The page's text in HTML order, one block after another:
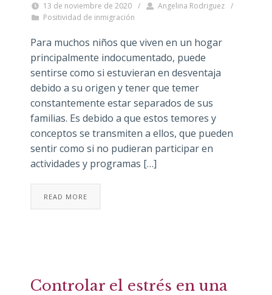
13 de noviembre de 2020 / Angelina Rodriguez /
Positividad de inmigración
Para muchos niños que viven en un hogar
principalmente indocumentado, puede
sentirse como si estuvieran en desventaja
debido a su origen y tener que temer
constantemente estar separados de sus
familias. Es debido a que estos temores y
conceptos se transmiten a ellos, que pueden
sentir como si no pudieran participar en
actividades y programas […]
READ MORE
Controlar el estrés en una